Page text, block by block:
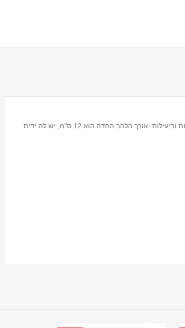
סכין סטייק אולטרה חדה ומשוננת זו, מאפשרת לכם לחתוך סטייקים בקלות וביעילות. אורך הלהב החדה הוא 12 ס"מ, יש לה ידית